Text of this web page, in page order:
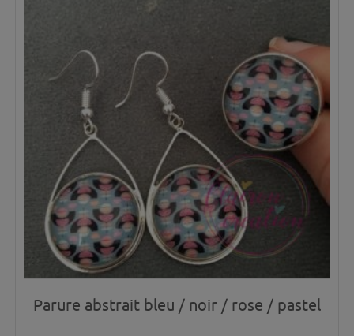
Parure abstrait bleu / noir / rose / pastel